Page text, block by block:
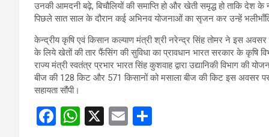
उनकी आमदनी बढ़े, बिचौलियों की समाप्ति हो और खेती समृद्ध हो ताकि
पिछले सात साल के दौरान कई अभिनव योजनाओं का सृजन कर उन्हें भलीभाँति
केन्द्रीय कृषि एवं किसान कल्याण मंत्री श्री नरेन्द्र सिंह तोमर ने इस
के लिये खेतों की तार फैंसिंग की सुविधा का प्रावधान भारत सरकार के कृषि
राज्य मंत्री स्वतंत्र प्रभार भारत सिंह कुशवाह द्वारा उद्यानिकी विभाग की
बीज की 128 किट और 571 किसानों को मसाला बीज की किट इस अवसर
सहायता सौंपी।
F
W X
E